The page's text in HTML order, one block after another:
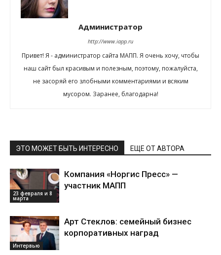
Администратор
http://www.iapp.ru
Привет! Я - администратор сайта МАПП. Я очень хочу, чтобы
наш сайт был красивым и полезным, поэтому, пожалуйста,
не засоряй его злобными комментариями и всяким
мусором. Заранее, благодарна!
ЭТО МОЖЕТ БЫТЬ ИНТЕРЕСНО ЕЩЕ ОТ АВТОРА
23 февраля и 8
марта
Компания «Норгис Пресс» —
участник МАПП
Интервью
Арт Стеклов: семейный бизнес
корпоративных наград